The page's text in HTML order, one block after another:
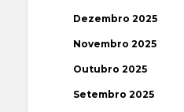
Dezembro 2025
Novembro 2025
Outubro 2025
Setembro 2025